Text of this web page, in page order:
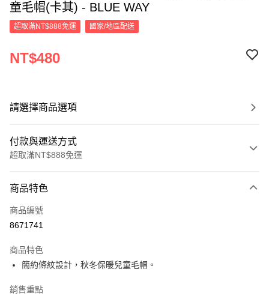
童毛帽(卡其) - BLUE WAY
超取滿NT$888免運 國家/地區配送
NT$480
請選擇商品選項
付款與運送方式
超取滿NT$888免運
信用卡一次付款
超商取貨付款
Apple Pay
街口支付
商品特色
商品編號
8671741
商品特色
簡約條紋設計，秋冬保暖兒童毛帽。
銷售重點